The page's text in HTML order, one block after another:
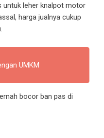
untuk leher knalpot motor
harga jualnya cukup
UMKM
bocor ban pas di